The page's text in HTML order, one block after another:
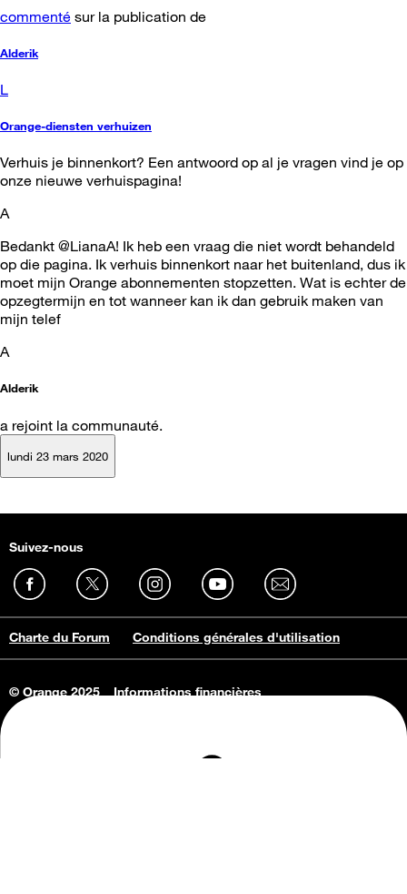
commenté sur la publication de
Alderik
L
Orange-diensten verhuizen
Verhuis je binnenkort? Een antwoord op al je vragen vind je op
onze nieuwe verhuispagina!
A
Bedankt @LianaA! Ik heb een vraag die niet wordt behandeld
op die pagina. Ik verhuis binnenkort naar het buitenland, dus ik
moet mijn Orange abonnementen stopzetten. Wat is echter de
opzegtermijn en tot wanneer kan ik dan gebruik maken van
mijn telef
A
Alderik
a rejoint la communauté.
lundi 23 mars 2020
Suivez-nous
Charte du Forum Conditions générales d'utilisation
© Orange 2025
Informations financières